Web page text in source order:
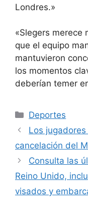
Londres.»
«Slegers merece
que el equipo
mantuvieron
los momentos
deberían temer
Categorías
Deportes
Los
cancelación del
Consulta las
Reino Unido,
visados ​​y